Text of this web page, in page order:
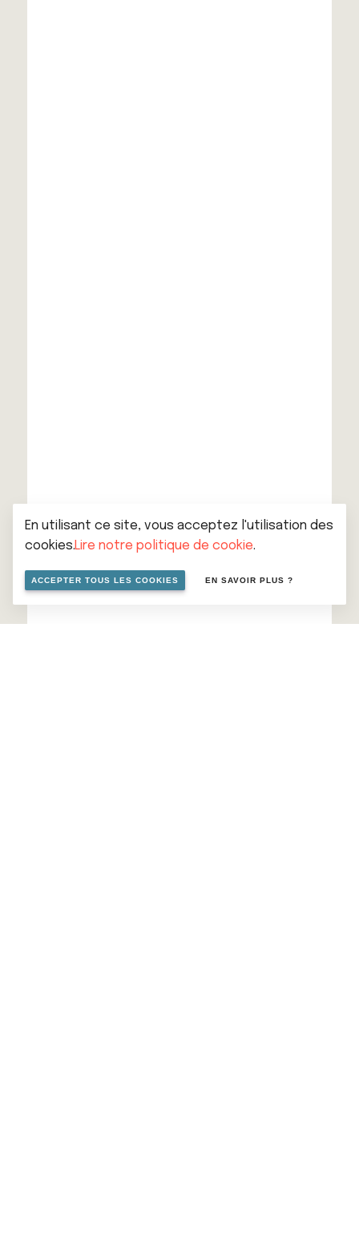
En utilisant ce site, vous acceptez l'utilisation des
cookies.Lire notre politique de cookie.
ACCEPTER TOUS LES COOKIES EN SAVOIR PLUS ?